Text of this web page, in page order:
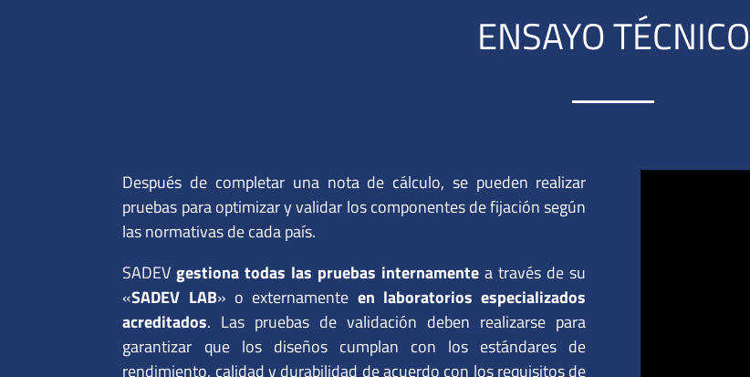
ENSAYO TÉCNICO
Después de completar una nota de cálculo, se pueden realizar
pruebas para optimizar y validar los componentes de fijación según
las normativas de cada país.
SADEV gestiona todas las pruebas internamente a través de su
«SADEV LAB» o externamente en laboratorios especializados
acreditados. Las pruebas de validación deben realizarse para
garantizar que los diseños cumplan con los estándares de
rendimiento, calidad y durabilidad de acuerdo con los requisitos de